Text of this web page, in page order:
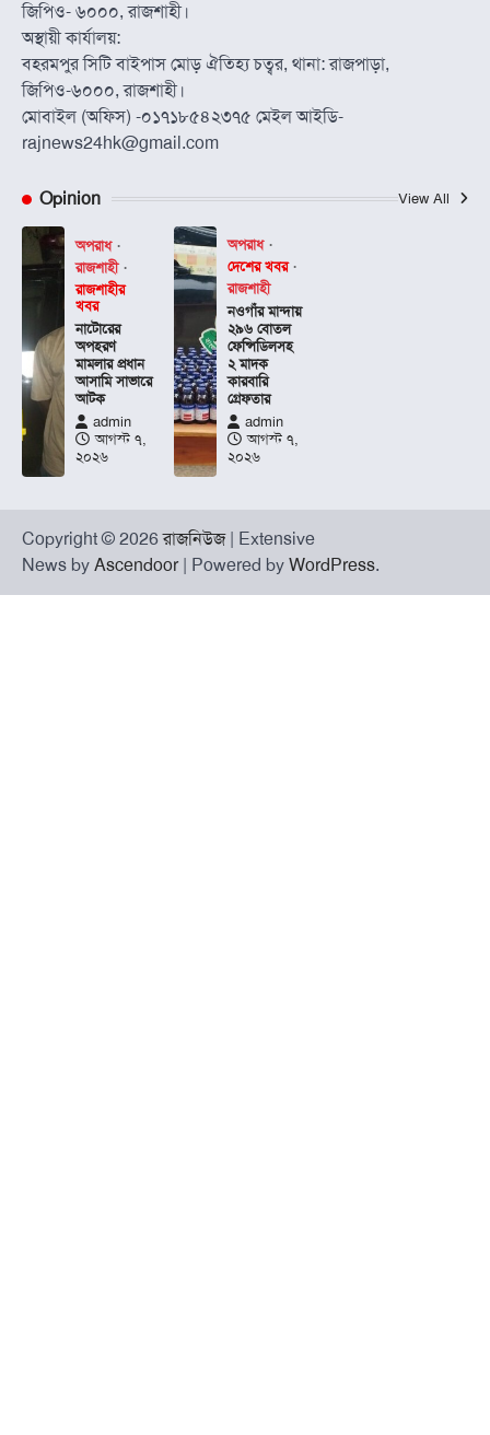
জিপিও- ৬০০০, রাজশাহী।
অস্থায়ী কার্যালয়:
বহরমপুর সিটি বাইপাস মোড় ঐতিহ্য চত্বর, থানা: রাজপাড়া,
জিপিও-৬০০০, রাজশাহী।
মোবাইল (অফিস) -০১৭১৮৫৪২৩৭৫ মেইল আইডি-
rajnews24hk@gmail.com
Opinion View All
অপরাধ
রাজশাহী
রাজশাহীর
খবর
নাটোরের
অপহরণ
মামলার প্রধান
আসামি সাভারে
আটক
admin
আগস্ট ৭,
২০২৬
অপরাধ
দেশের খবর
রাজশাহী
নওগাঁর মান্দায়
২৯৬ বোতল
ফেন্সিডিলসহ
২ মাদক
কারবারি
গ্রেফতার
admin
আগস্ট ৭,
২০২৬
Copyright © 2026রাজনিউজ| Extensive
News by Ascendoor| Powered by WordPress.